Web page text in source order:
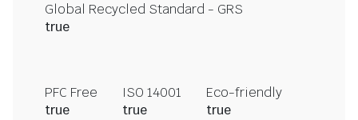
Global Recycled Standard - GRS
true
PFC Free
true
ISO 14001
true
Eco-friendly
true